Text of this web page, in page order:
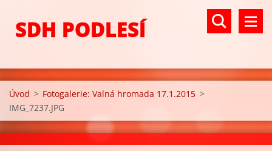
SDH PODLESÍ
Úvod > Fotogalerie: Valná hromada 17.1.2015 >
IMG_7237.JPG